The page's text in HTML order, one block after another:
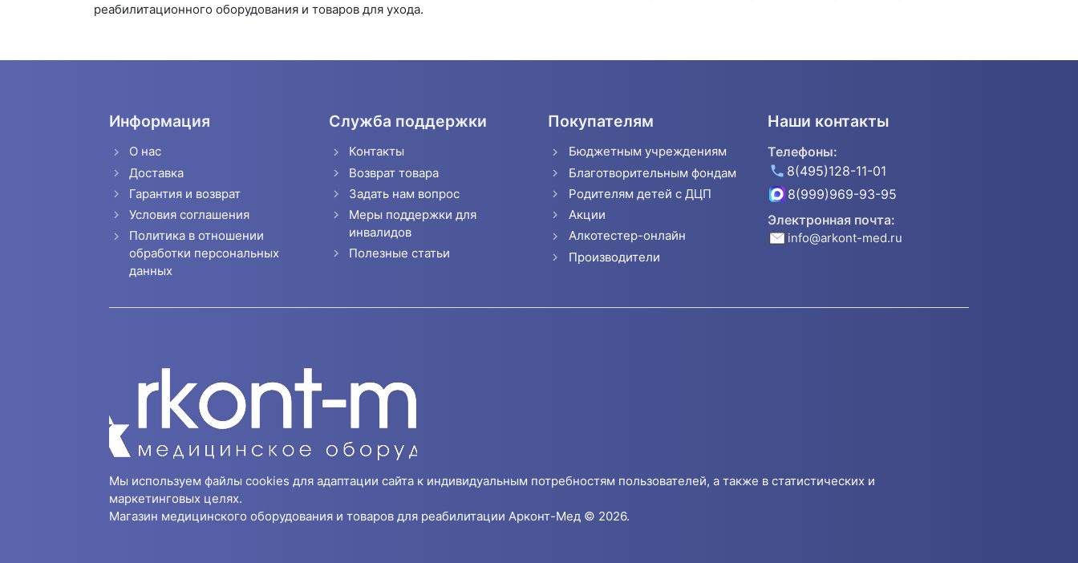
реабилитационного оборудования и товаров для ухода.
Информация
О нас
Доставка
Гарантия и возврат
Условия соглашения
Политика в отношении
обработки персональных
данных
Служба поддержки
Контакты
Возврат товара
Задать нам вопрос
Меры поддержки для
инвалидов
Полезные статьи
Покупателям
Бюджетным учреждениям
Благотворительным фондам
Родителям детей с ДЦП
Акции
Алкотестер-онлайн
Производители
Наши контакты
Телефоны:
8(495)128-11-01
8(999)969-93-95
Электронная почта:
info@arkont-med.ru
Мы используем файлы cookies для адаптации сайта к индивидуальным потребностям пользователей, а также в статистических и
маркетинговых целях.
Магазин медицинского оборудования и товаров для реабилитации Арконт-Мед © 2026.